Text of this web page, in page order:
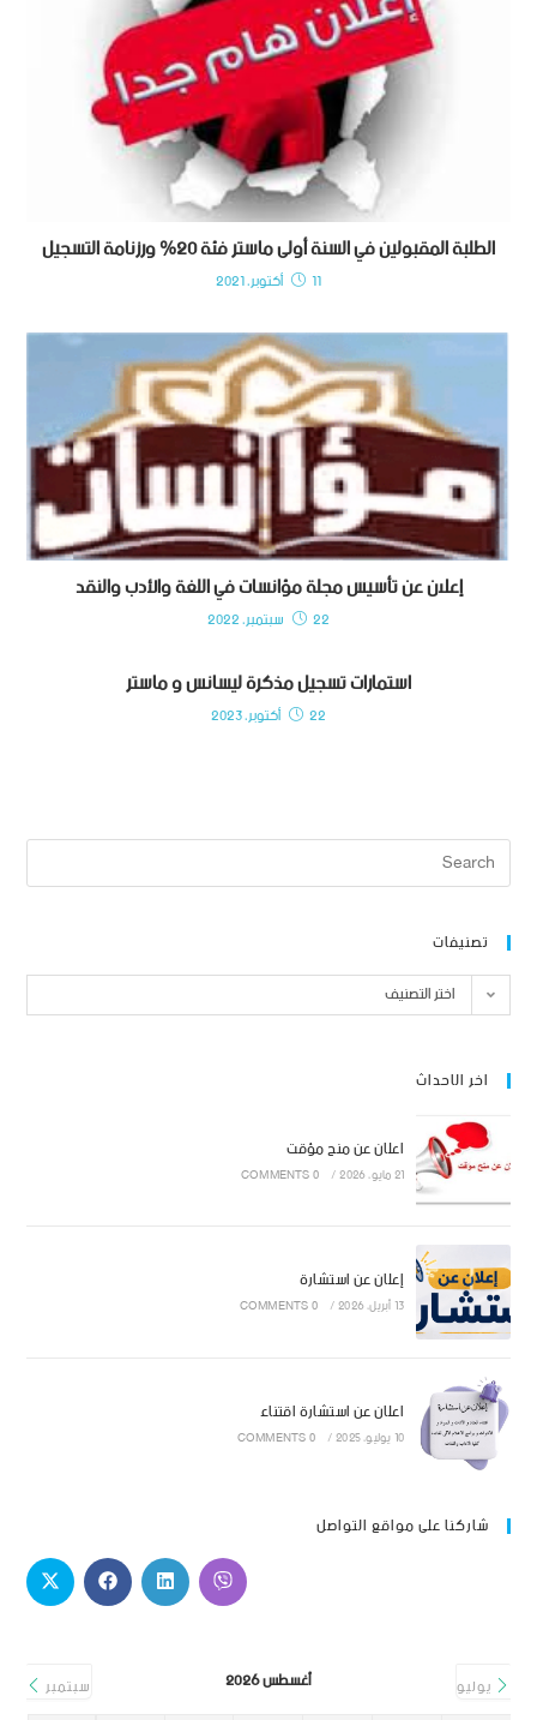
الطلبة المقبولين في السنة أولى ماستر فئة 20% ورزنامة التسجيل
11 أكتوبر، 2021
إعلان عن تأسيس مجلة مؤانسات في اللغة والأدب والنقد
22 سبتمبر، 2022
استمارات تسجيل مذكرة ليسانس و ماستر
22 أكتوبر، 2023
تصنيفات
اختر التصنيف
اخر الاحداث
اعلان عن منح مؤقت
21 مايو، 2026 /
0 COMMENTS
إعلان عن استشارة
13 أبريل، 2026 /
0 COMMENTS
اعلان عن استشارة اقتناء
10 يوليو، 2025 /
0 COMMENTS
شاركنا على مواقع التواصل
يوليو أغسطس 2026 سبتمبر